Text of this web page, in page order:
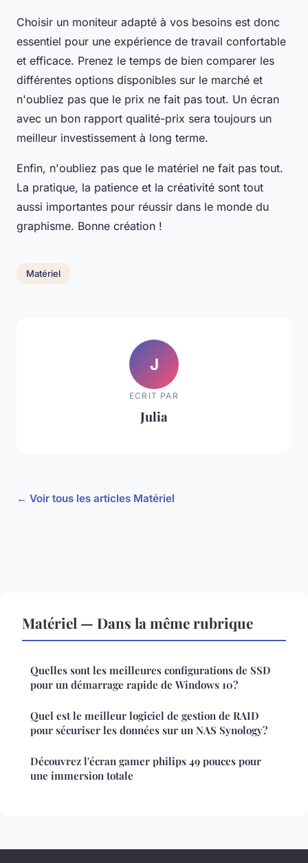
Choisir un moniteur adapté à vos besoins est donc
essentiel pour une expérience de travail confortable
et efficace. Prenez le temps de bien comparer les
différentes options disponibles sur le marché et
n'oubliez pas que le prix ne fait pas tout. Un écran
avec un bon rapport qualité-prix sera toujours un
meilleur investissement à long terme.
Enfin, n'oubliez pas que le matériel ne fait pas tout.
La pratique, la patience et la créativité sont tout
aussi importantes pour réussir dans le monde du
graphisme. Bonne création !
Matériel
J
ECRIT PAR
Julia
← Voir tous les articles Matériel
Matériel — Dans la même rubrique
Quelles sont les meilleures configurations de SSD
pour un démarrage rapide de Windows 10?
Quel est le meilleur logiciel de gestion de RAID
pour sécuriser les données sur un NAS Synology?
Découvrez l'écran gamer philips 49 pouces pour
une immersion totale